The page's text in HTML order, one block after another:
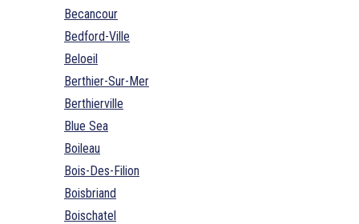
Becancour
Bedford-Ville
Beloeil
Berthier-Sur-Mer
Berthierville
Blue Sea
Boileau
Bois-Des-Filion
Boisbriand
Boischatel